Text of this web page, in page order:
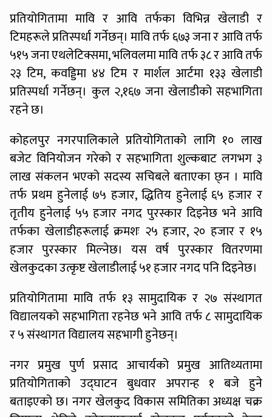
प्रतियोगितामा मावि र आवि तर्फका विभिन्न खेलाडी र
टिमहरूले प्रतिस्पर्धा गर्नेछन्। मावि तर्फ ६७३ जना र आवि तर्फ
५१५ जना एथलेटिक्समा, भलिवलमा मावि तर्फ ३८ र आवि तर्फ
२३ टिम, कवड्डिमा ४४ टिम र मार्शल आर्टमा १३३ खेलाडी
प्रतिस्पर्धा गर्नेछन्। कुल २,१६७ जना खेलाडीको सहभागिता
रहने छ।
कोहलपुर नगरपालिकाले प्रतियोगिताको लागि १० लाख
बजेट विनियोजन गरेको र सहभागिता शुल्कबाट लगभग ३
लाख संकलन भएको सदस्य सचिबले बताएका छ्न । मावि
तर्फ प्रथम हुनेलाई ७५ हजार, द्धितिय हुनेलाई ६५ हजार र
तृतीय हुनेलाई ५५ हजार नगद पुरस्कार दिइनेछ भने आवि
तर्फका खेलाडीहरूलाई क्रमशः २५ हजार, २० हजार र १५
हजार पुरस्कार मिल्नेछ। यस वर्ष पुरस्कार वितरणमा
खेलकुदका उत्कृष्ट खेलाडीलाई ५१ हजार नगद पनि दिइनेछ।
प्रतियोगितामा मावि तर्फ १३ सामुदायिक र २७ संस्थागत
विद्यालयको सहभागिता रहनेछ भने आवि तर्फ ८ सामुदायिक
र ५ संस्थागत विद्यालय सहभागी हुनेछन्।
नगर प्रमुख पुर्ण प्रसाद आचार्यको प्रमुख आतिथ्यतामा
प्रतियोगिताको उद्घाटन बुधवार अपरान्ह १ बजे हुने
बताइएको छ। नगर खेलकुद विकास समितिका अध्यक्ष चक्र